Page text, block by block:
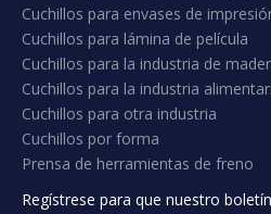
Cuchillos para envases de
Cuchillos para lámina de película
Cuchillos para la industria de
Cuchillos para la industria
Cuchillos para otra industria
Cuchillos por forma
Prensa de herramientas de freno
Regístrese para que nuestro